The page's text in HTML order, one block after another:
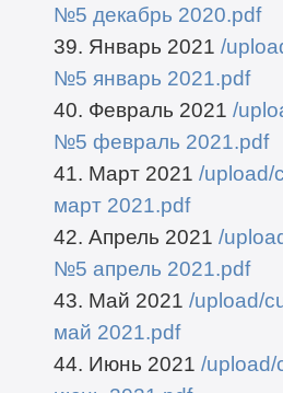
№5 декабрь 2020.pdf
39. Январь 2021 /
№5 январь 2021.pdf
40. Февраль 2021 /
№5 февраль 2021.pdf
41. Март 2021 /
март 2021.pdf
42. Апрель 2021 /
№5 апрель 2021.pdf
43. Май 2021 /upload/
май 2021.pdf
44. Июнь 2021 /